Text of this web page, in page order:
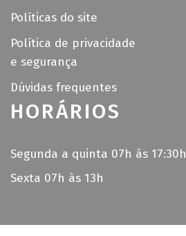
Políticas do site
Política de privacidade
e segurança
Dúvidas frequentes
HORÁRIOS
Segunda a quinta 07h às 17:30h
Sexta 07h às 13h